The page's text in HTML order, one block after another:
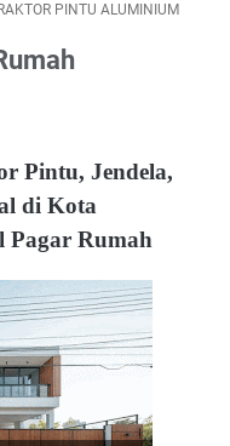
PINTU ALUMINIUM
Pintu, Jendela,
di Kota
Pagar Rumah